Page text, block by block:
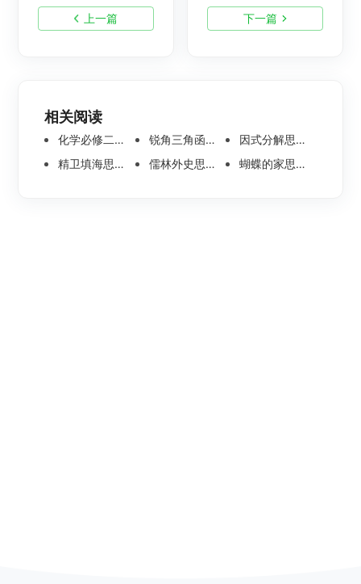
上一篇 下一篇
相关阅读
化学必修二思维导图合集，高中高清化学思维导图整理 锐角三角函数思维导图 | 数学思维导图分享
因式分解思维导图高清版-数学思维导图模板分享
精卫填海思维导图怎么画？高清版精卫填海思维导图模板分享
儒林外史思维导图大全|高清版免费思维导图模板 蝴蝶的家思维导图怎么画？高清版蝴蝶的家思维导图分享